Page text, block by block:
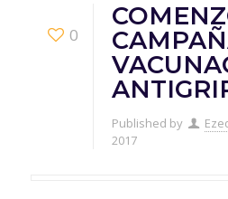
0
Published by
2017